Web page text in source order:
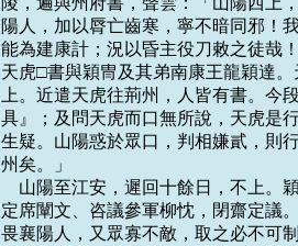
陽人，加以脣亡齒寒，寧不暗同邪！
能為建康計；況以昏主役刀敕之徒哉
天虎□書與穎冑及其弟南康王龍穎達
上。近遣天虎往荊州，人皆有書。今
具』；及問天虎而口無所說，天虎是
生疑。山陽惑於眾口，判相嫌貳，則
州矣。」
山陽至江安，遲回十餘日，不上
定席闡文、咨議參軍柳忱，閉齋定議
畏襄陽人，又眾寡不敵，取之必不可